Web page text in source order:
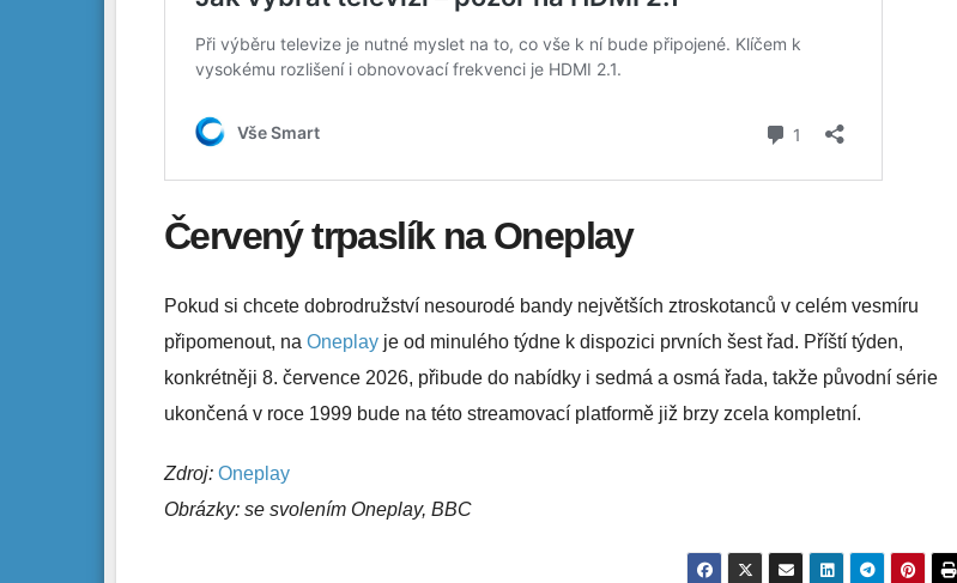
Červený trpaslík na Oneplay
Pokud si chcete dobrodružství nesourodé bandy největších ztroskotanců v celém vesmíru
připomenout, na Oneplay je od minulého týdne k dispozici prvních šest řad. Příští týden,
konkrétněji 8. července 2026, přibude do nabídky i sedmá a osmá řada, takže původní série
ukončená v roce 1999 bude na této streamovací platformě již brzy zcela kompletní.
Zdroj: Oneplay
Obrázky: se svolením Oneplay, BBC